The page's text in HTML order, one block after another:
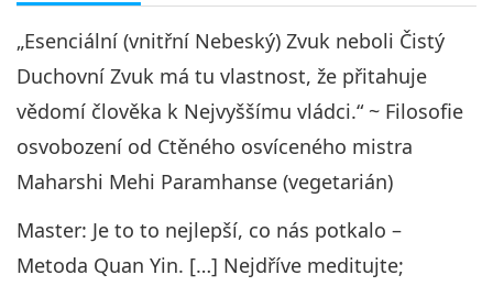
„Esenciální (vnitřní Nebeský) Zvuk neboli Čistý
Duchovní Zvuk má tu vlastnost, že přitahuje
vědomí člověka k Nejvyššímu vládci.“ ~ Filosofie
osvobození od Ctěného osvíceného mistra
Maharshi Mehi Paramhanse (vegetarián)
Master: Je to to nejlepší, co nás potkalo –
Metoda Quan Yin. […] Nejdříve meditujte;